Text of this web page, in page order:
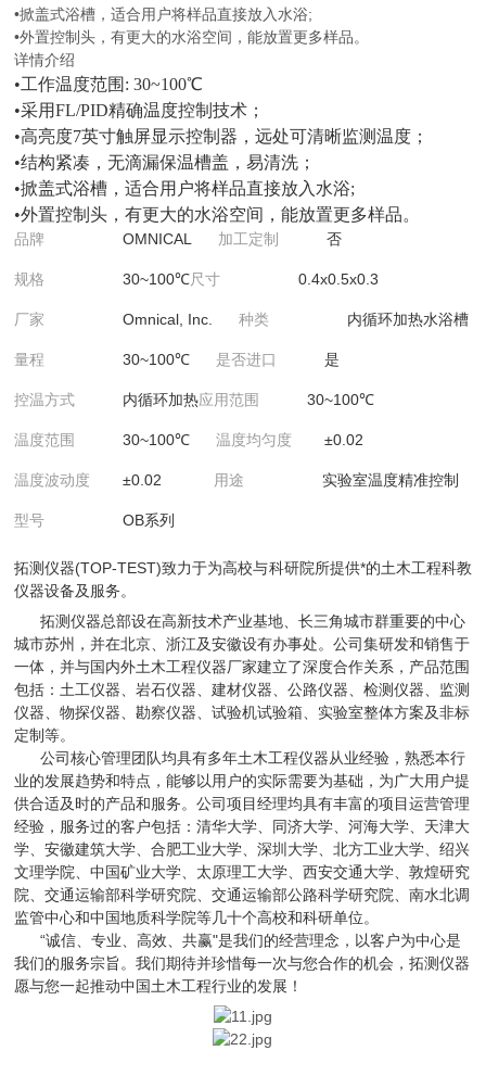
•掀盖式浴槽，适合用户将样品直接放入水浴;
•外置控制头，有更大的水浴空间，能放置更多样品。
详情介绍
•工作温度范围: 30~100℃
•采用FL/PID精确温度控制技术；
•高亮度7英寸触屏显示控制器，远处可清晰监测温度；
•结构紧凑，无滴漏保温槽盖，易清洗；
•掀盖式浴槽，适合用户将样品直接放入水浴;
•外置控制头，有更大的水浴空间，能放置更多样品。
品牌 OMNICAL 加工定制 否
规格 30~100℃尺寸 0.4x0.5x0.3
厂家 Omnical, Inc. 种类 内循环加热水浴槽
量程 30~100℃ 是否进口 是
控温方式 内循环加热应用范围 30~100℃
温度范围 30~100℃ 温度均匀度 ±0.02
温度波动度 ±0.02 用途 实验室温度精准控制
型号 OB系列
拓测仪器(TOP-TEST)致力于为高校与科研院所提供*的土木工程科教
仪器设备及服务。
拓测仪器总部设在高新技术产业基地、长三角城市群重要的中心
城市苏州，并在北京、浙江及安徽设有办事处。公司集研发和销售于
一体，并与国内外土木工程仪器厂家建立了深度合作关系，产品范围
包括：土工仪器、岩石仪器、建材仪器、公路仪器、检测仪器、监测
仪器、物探仪器、勘察仪器、试验机试验箱、实验室整体方案及非标
定制等。
公司核心管理团队均具有多年土木工程仪器从业经验，熟悉本行
业的发展趋势和特点，能够以用户的实际需要为基础，为广大用户提
供合适及时的产品和服务。公司项目经理均具有丰富的项目运营管理
经验，服务过的客户包括：清华大学、同济大学、河海大学、天津大
学、安徽建筑大学、合肥工业大学、深圳大学、北方工业大学、绍兴
文理学院、中国矿业大学、太原理工大学、西安交通大学、敦煌研究
院、交通运输部科学研究院、交通运输部公路科学研究院、南水北调
监管中心和中国地质科学院等几十个高校和科研单位。
“诚信、专业、高效、共赢"是我们的经营理念，以客户为中心是
我们的服务宗旨。我们期待并珍惜每一次与您合作的机会，拓测仪器
愿与您一起推动中国土木工程行业的发展！